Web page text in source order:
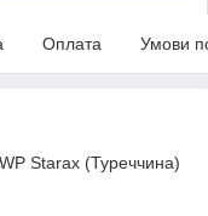
Оплата Умови
Starax (Туреччина)